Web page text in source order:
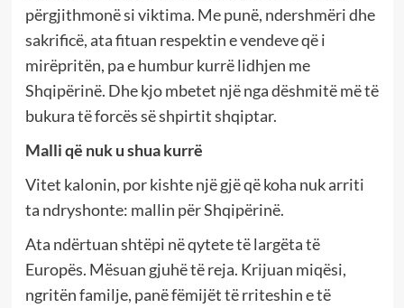
përgjithmonë si viktima. Me punë, ndershmëri dhe
sakrificë, ata fituan respektin e vendeve që i
mirëpritën, pa e humbur kurrë lidhjen me
Shqipërinë. Dhe kjo mbetet një nga dëshmitë më të
bukura të forcës së shpirtit shqiptar.
Malli që nuk u shua kurrë
Vitet kalonin, por kishte një gjë që koha nuk arriti
ta ndryshonte: mallin për Shqipërinë.
Ata ndërtuan shtëpi në qytete të largëta të
Europës. Mësuan gjuhë të reja. Krijuan miqësi,
ngritën familje, panë fëmijët të rriteshin e të